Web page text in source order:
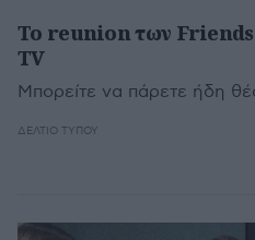
Το reunion των Friends
TV
Μπορείτε να πάρετε ήδη
ΔΕΛΤΊΟ ΤΎΠΟΥ